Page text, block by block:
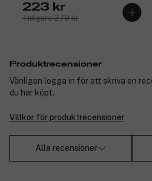
223 kr
Tidigare 279 kr
Produktrecensioner
Vänligen logga in för att skriva en
du har köpt.
Villkor för produktrecensioner
Alla recensioner